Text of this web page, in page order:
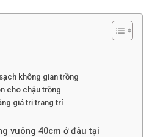
không gian trồng
cho chậu trồng
giá trị trang trí
vuông 40cm ở đâu tại